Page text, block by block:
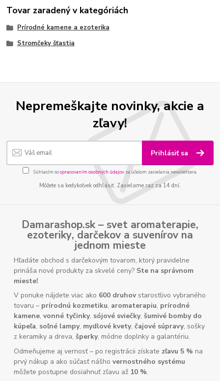
Tovar zaradený v kategóriách
Prírodné kamene a ezoterika
Stromčeky šťastia
Nepremeškajte novinky, akcie a
zľavy!
Prihlásiť sa
Súhlasím sospracovaním osobných údajov za účelom zasielania newslettera.
Môžete sa kedykoľvek odhlásiť. Zasielame raz za 14 dní.
Damarashop.sk – svet aromaterapie,
ezoteriky, darčekov a suvenírov na
jednom mieste
Hľadáte obchod s darčekovým tovarom, ktorý pravidelne
prináša nové produkty za skvelé ceny? Ste na správnom
mieste!
V ponuke nájdete viac ako 600 druhovstarostlivo vybraného
tovaru – prírodnú kozmetiku, aromaterapiu, prírodné
kamene,vonné tyčinky, sójové sviečky,šumivé bomby do
kúpeľa, soľné lampy, mydlové kvety,čajové súpravy, sošky
z keramiky a dreva,šperky, módne doplnky a galantériu.
Odmeňujeme aj vernosť – po registrácii získate zľavu 5 % na
prvý nákup a ako súčasť nášhovernostného systému
môžete postupne dosiahnuť zľavu až 10 %.